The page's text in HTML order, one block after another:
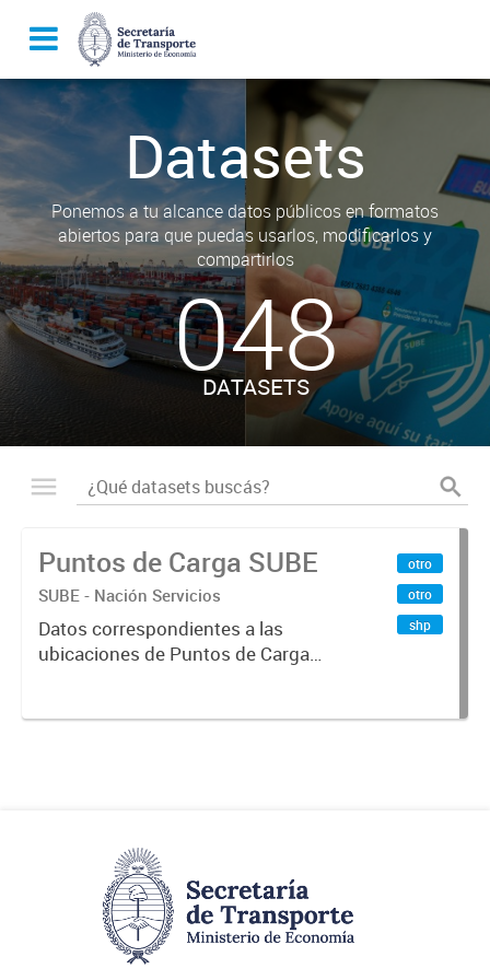
Datasets
Ponemos a tu alcance datos públicos en formatos
abiertos para que puedas usarlos, modificarlos y
compartirlos
048
DATASETS
Puntos de Carga SUBE
SUBE - Nación Servicios
Datos correspondientes a las
ubicaciones de Puntos de Carga
otro
otro
shp